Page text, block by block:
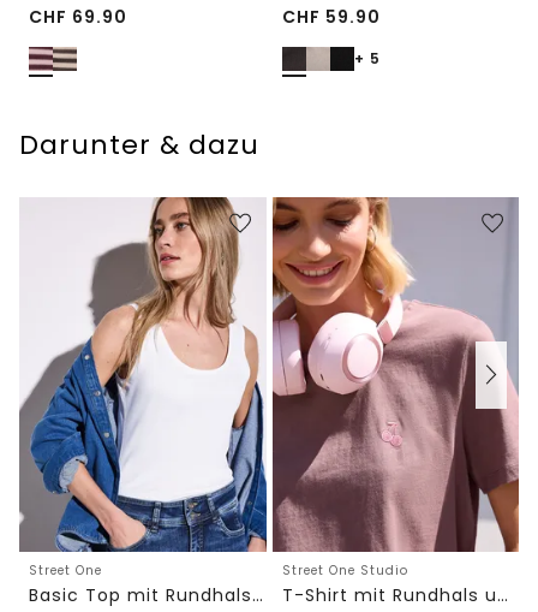
CHF 69.90
CHF 59.90
+ 5
Darunter & dazu
Street One
Basic Top mit Rundhals in Unifarbe
Street One Studio
T-Shirt mit Rundhals und Embroidery-Detail